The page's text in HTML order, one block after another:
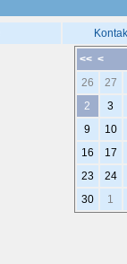
<< <
26
27
2
3
9
10
16
17
23
24
30
1